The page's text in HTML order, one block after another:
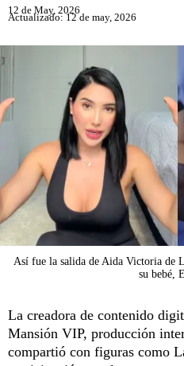
12 de May, 2026
Actualizado: 12 de may, 2026
Así fue la salida de Aida Victoria de
su bebé,
La creadora de contenido
Mansión VIP, producción
compartió con figuras como